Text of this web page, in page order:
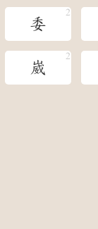
委
崴